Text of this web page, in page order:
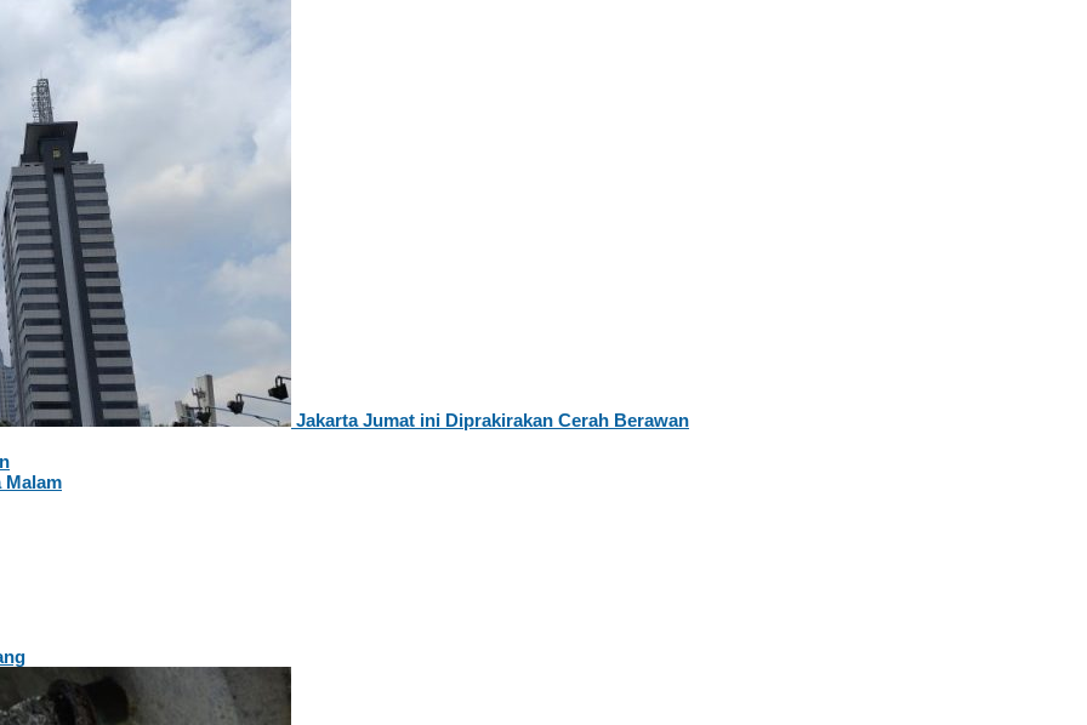
Jakarta Jumat ini Diprakirakan Cerah Berawan
Malam